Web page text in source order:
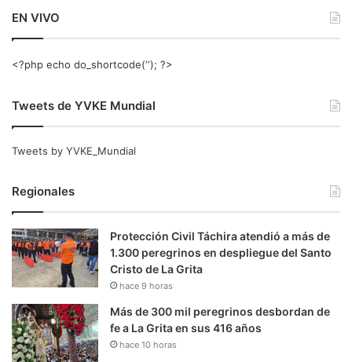
EN VIVO
<?php echo do_shortcode(‘‘); ?>
Tweets de YVKE Mundial
Tweets by YVKE_Mundial
Regionales
Protección Civil Táchira atendió a más de
1.300 peregrinos en despliegue del Santo
Cristo de La Grita
hace 9 horas
Más de 300 mil peregrinos desbordan de
fe a La Grita en sus 416 años
hace 10 horas